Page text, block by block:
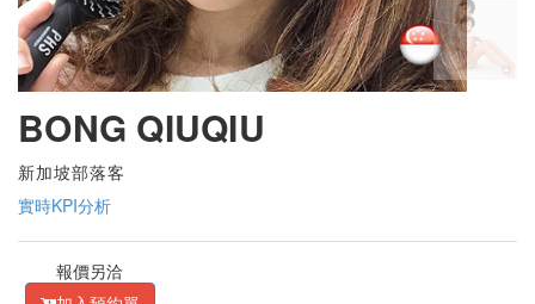
BONG QIUQIU
新加坡部落客
實時KPI分析
報價另洽